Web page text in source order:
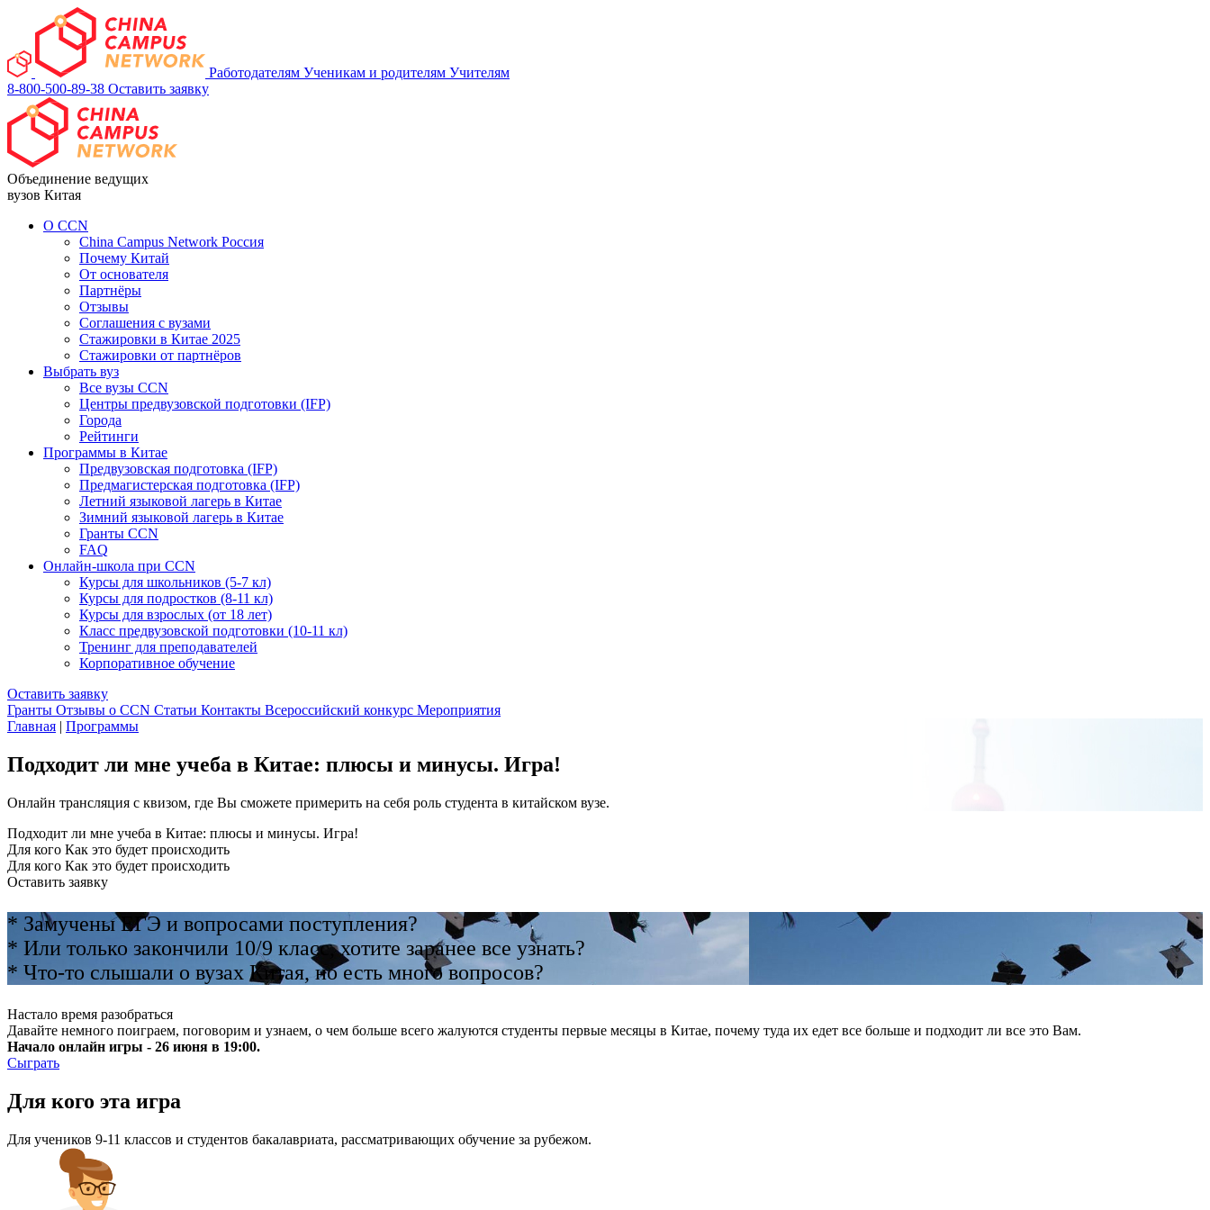
Работодателям Ученикам и родителям Учителям
8-800-500-89-38 Оставить заявку
Объединение ведущих
вузов Китая
О ССN
China Campus Network Россия
Почему Китай
От основателя
Партнёры
Отзывы
Соглашения с вузами
Стажировки в Китае 2025
Стажировки от партнёров
Выбрать вуз
Все вузы CCN
Центры предвузовской подготовки (IFP)
Города
Рейтинги
Программы в Китае
Предвузовская подготовка (IFP)
Предмагистерская подготовка (IFP)
Летний языковой лагерь в Китае
Зимний языковой лагерь в Китае
Гранты CCN
FAQ
Онлайн-школа при CCN
Курсы для школьников (5-7 кл)
Курсы для подростков (8-11 кл)
Курсы для взрослых (от 18 лет)
Класс предвузовской подготовки (10-11 кл)
Тренинг для преподавателей
Корпоративное обучение
Оставить заявку
Гранты Отзывы о CCN Статьи Контакты Всероссийский конкурс Мероприятия
Главная | Программы
Подходит ли мне учеба в Китае: плюсы и минусы. Игра!
Онлайн трансляция с квизом, где Вы сможете примерить на себя роль студента в китайском вузе.
Подходит ли мне учеба в Китае: плюсы и минусы. Игра!
Для кого Как это будет происходить
Для кого Как это будет происходить
Оставить заявку
* Замучены ЕГЭ и вопросами поступления?
* Или только закончили 10/9 класс, хотите заранее все узнать?
* Что-то слышали о вузах Китая, но есть много вопросов?
Настало время разобраться
Давайте немного поиграем, поговорим и узнаем, о чем больше всего жалуются студенты первые месяцы в Китае, почему туда их едет все больше и подходит ли все это Вам.
Начало онлайн игры - 26 июня в 19:00.
Сыграть
Для кого эта игра
Для учеников 9-11 классов и студентов бакалавриата, рассматривающих обучение за рубежом.